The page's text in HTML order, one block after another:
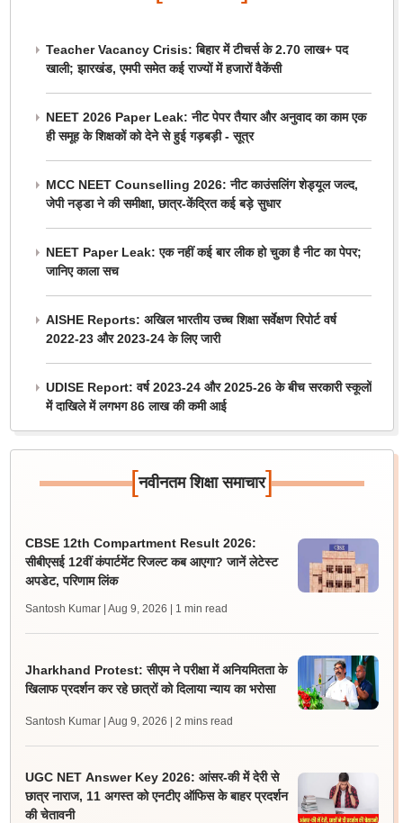
Teacher Vacancy Crisis: बिहार में टीचर्स के 2.70 लाख+ पद
खाली; झारखंड, एमपी समेत कई राज्यों में हजारों वैकेंसी
NEET 2026 Paper Leak: नीट पेपर तैयार और अनुवाद का काम एक
ही समूह के शिक्षकों को देने से हुई गड़बड़ी - सूत्र
MCC NEET Counselling 2026: नीट काउंसलिंग शेड्यूल जल्द,
जेपी नड्डा ने की समीक्षा, छात्र-केंद्रित कई बड़े सुधार
NEET Paper Leak: एक नहीं कई बार लीक हो चुका है नीट का पेपर;
जानिए काला सच
AISHE Reports: अखिल भारतीय उच्च शिक्षा सर्वेक्षण रिपोर्ट वर्ष
2022-23 और 2023-24 के लिए जारी
UDISE Report: वर्ष 2023-24 और 2025-26 के बीच सरकारी स्कूलों
में दाखिले में लगभग 86 लाख की कमी आई
[नवीनतम शिक्षा समाचार]
CBSE 12th Compartment Result 2026:
सीबीएसई 12वीं कंपार्टमेंट रिजल्ट कब आएगा? जानें लेटेस्ट
अपडेट, परिणाम लिंक
Santosh Kumar | Aug 9, 2026 | 1 min read
Jharkhand Protest: सीएम ने परीक्षा में अनियमितता के
खिलाफ प्रदर्शन कर रहे छात्रों को दिलाया न्याय का भरोसा
Santosh Kumar | Aug 9, 2026 | 2 mins read
UGC NET Answer Key 2026: आंसर-की में देरी से
छात्र नाराज, 11 अगस्त को एनटीए ऑफिस के बाहर प्रदर्शन
की चेतावनी